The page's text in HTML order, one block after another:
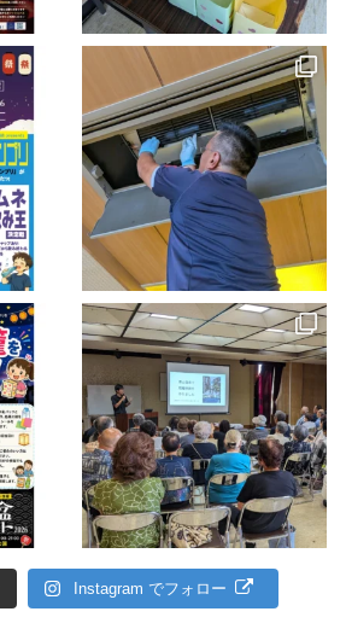
Instagram でフォロー